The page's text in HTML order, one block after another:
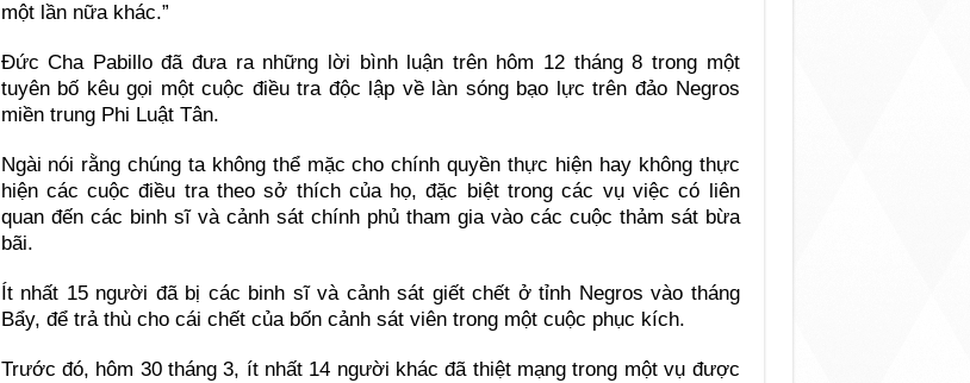
một lần nữa khác.”
Đức Cha Pabillo đã đưa ra những lời bình luận trên hôm 12 tháng 8 trong một
tuyên bố kêu gọi một cuộc điều tra độc lập về làn sóng bạo lực trên đảo Negros
miền trung Phi Luật Tân.
Ngài nói rằng chúng ta không thể mặc cho chính quyền thực hiện hay không thực
hiện các cuộc điều tra theo sở thích của họ, đặc biệt trong các vụ việc có liên
quan đến các binh sĩ và cảnh sát chính phủ tham gia vào các cuộc thảm sát bừa
bãi.
Ít nhất 15 người đã bị các binh sĩ và cảnh sát giết chết ở tỉnh Negros vào tháng
Bẩy, để trả thù cho cái chết của bốn cảnh sát viên trong một cuộc phục kích.
Trước đó, hôm 30 tháng 3, ít nhất 14 người khác đã thiệt mạng trong một vụ được